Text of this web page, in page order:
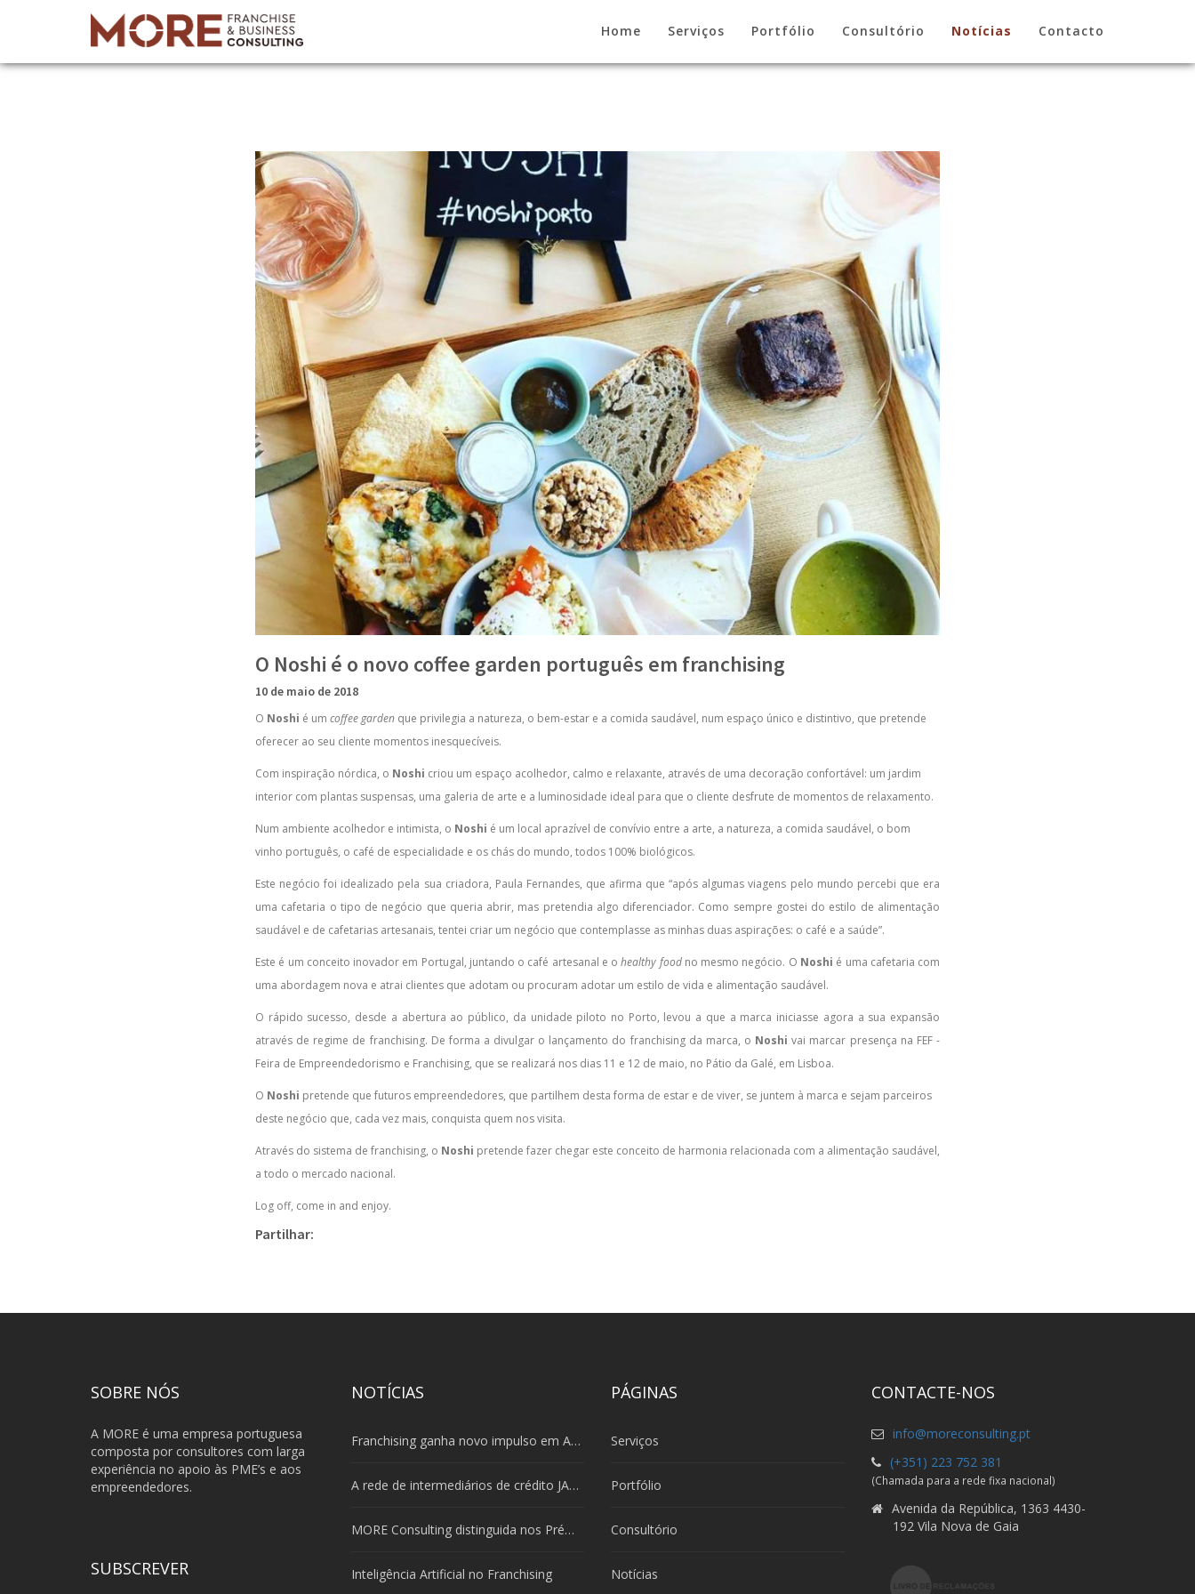
O Noshi é o novo coffee garden português em franchising
10 de maio de 2018
O Noshi é um coffee garden que privilegia a natureza, o bem-estar e a comida saudável, num espaço único e distintivo, que pretende
oferecer ao seu cliente momentos inesquecíveis.
Com inspiração nórdica, o Noshi criou um espaço acolhedor, calmo e relaxante, através de uma decoração confortável: um jardim
interior com plantas suspensas, uma galeria de arte e a luminosidade ideal para que o cliente desfrute de momentos de relaxamento.
Num ambiente acolhedor e intimista, o Noshi é um local aprazível de convívio entre a arte, a natureza, a comida saudável, o bom
vinho português, o café de especialidade e os chás do mundo, todos 100% biológicos.
Este negócio foi idealizado pela sua criadora, Paula Fernandes, que afirma que “após algumas viagens pelo mundo percebi que era
uma cafetaria o tipo de negócio que queria abrir, mas pretendia algo diferenciador. Como sempre gostei do estilo de alimentação
saudável e de cafetarias artesanais, tentei criar um negócio que contemplasse as minhas duas aspirações: o café e a saúde”.
Este é um conceito inovador em Portugal, juntando o café artesanal e ohealthy foodno mesmo negócio. O Noshi é uma cafetaria com
uma abordagem nova e atrai clientes que adotam ou procuram adotar um estilo de vida e alimentação saudável.
O rápido sucesso, desde a abertura ao público, da unidade piloto no Porto, levou a que a marca iniciasse agora a sua expansão
através de regime de franchising. De forma a divulgar o lançamento do franchising da marca, o Noshi vai marcar presença na FEF -
Feira de Empreendedorismo e Franchising, que se realizará nos dias 11 e 12 de maio, no Pátio da Galé, em Lisboa.
O Noshi pretende que futuros empreendedores, que partilhem desta forma de estar e de viver, se juntem à marca e sejam parceiros
deste negócio que, cada vez mais, conquista quem nos visita.
Através do sistema de franchising, o Noshi pretende fazer chegar este conceito de harmonia relacionada com a alimentação saudável,
a todo o mercado nacional.
Log off, come in and enjoy.
Partilhar:
Home Serviços Portfólio Consultório Notícias Contacto
SOBRE NÓS
A MORE é uma empresa portuguesa
composta por consultores com larga
experiência no apoio às PME’s e aos
empreendedores.
SUBSCREVER
NOTÍCIAS
Franchising ganha novo impulso em Angola com parceria entre AAF, ONNE e MORE Consulting
A rede de intermediários de crédito JANELA CRÉDITO lança expansão nacional através de franchising
MORE Consulting distinguida nos Prémios de Franchising 2026
Inteligência Artificial no Franchising
PÁGINAS
Serviços
Portfólio
Consultório
Notícias
CONTACTE-NOS
info@moreconsulting.pt
(+351) 223 752 381
(Chamada para a rede fixa nacional)
Avenida da República, 1363 4430-
192 Vila Nova de Gaia